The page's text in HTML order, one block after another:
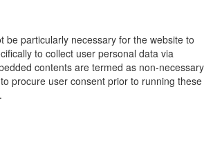
be particularly necessary for the website to
to collect user personal data via
contents are termed as non-necessary
procure user consent prior to running these